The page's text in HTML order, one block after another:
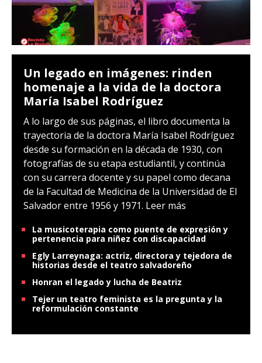
Un legado en imágenes: rinden
homenaje a la vida de la doctora
María Isabel Rodríguez
A lo largo de sus páginas, el libro documenta la
trayectoria de la doctora María Isabel Rodríguez
desde su formación en la década de 1930, con
fotografías de su etapa estudiantil, y continúa
con su carrera docente y su papel como decana
de la Facultad de Medicina de la Universidad de El
Salvador entre 1956 y 1971. Leer más
La musicoterapia como puente de expresión y
pertenencia para niñez con discapacidad
Egly Larreynaga: actriz, directora y tejedora de
historias desde el teatro salvadoreño
Honran el legado y lucha de Beatriz
Tejer un teatro feminista es la pregunta y la
reformulación constante